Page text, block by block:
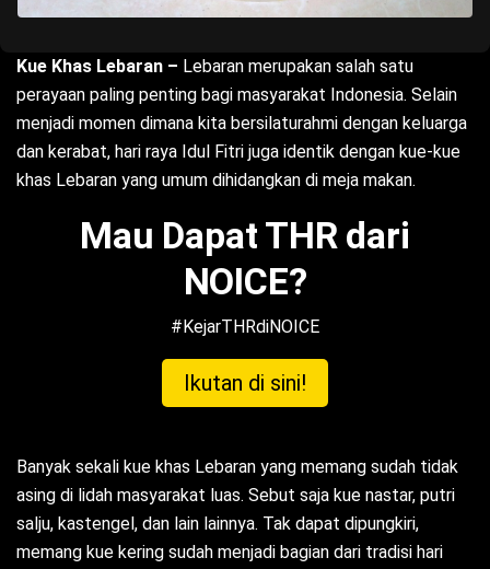
Kue Khas Lebaran – Lebaran merupakan salah satu
perayaan paling penting bagi masyarakat Indonesia. Selain
menjadi momen dimana kita bersilaturahmi dengan keluarga
dan kerabat, hari raya Idul Fitri juga identik dengan kue-kue
khas Lebaran yang umum dihidangkan di meja makan.
Mau Dapat THR dari
NOICE?
#KejarTHRdiNOICE
Ikutan di sini!
Banyak sekali kue khas Lebaran yang memang sudah tidak
asing di lidah masyarakat luas. Sebut saja kue nastar, putri
salju, kastengel, dan lain lainnya. Tak dapat dipungkiri,
memang kue kering sudah menjadi bagian dari tradisi hari